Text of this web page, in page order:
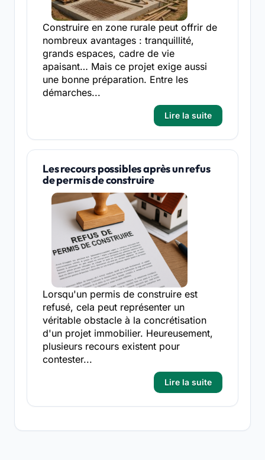
Construire en zone rurale peut offrir de
nombreux avantages : tranquillité,
grands espaces, cadre de vie
apaisant… Mais ce projet exige aussi
une bonne préparation. Entre les
démarches...
Lire la suite
Les recours possibles après un refus
de permis de construire
Lorsqu'un permis de construire est
refusé, cela peut représenter un
véritable obstacle à la concrétisation
d'un projet immobilier. Heureusement,
plusieurs recours existent pour
contester...
Lire la suite